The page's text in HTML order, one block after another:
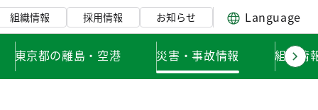
組織情報 採用情報 お知らせ Language
東京都の離島・空港 災害・事故情報 組織情